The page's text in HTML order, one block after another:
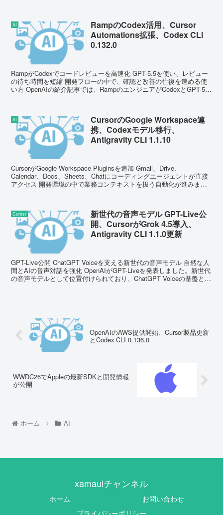
AI
RampのCodex活用、Cursor
Automations拡張、Codex CLI
0.132.0
RampがCodexでコードレビューを高速化 GPT-5.5を使い、レビュー
の待ち時間を短縮 開発フローの中で、確認と改善の往復を速める使
い方 OpenAIの紹介記事では、RampのエンジニアがCodexとGPT-5.5
AI
CursorのGoogle Workspace連
携、Codexモデル移行、
Antigravity CLI 1.1.10
CursorがGoogle Workspace Pluginsを追加 Gmail、Drive、
Calendar、Docs、Sheets、Chatにコーディングエージェントが直接
アクセス 開発環境の中で業務コンテキストを扱う自動化が進みます
Curosr
新世代の音声モデル GPT-Live公
開、CursorがGrok 4.5導入、
Antigravity CLI 1.1.0更新
GPT-Live公開 ChatGPT Voiceを支える新世代の音声モデル 自然な人
間とAIの音声対話を強化 OpenAIがGPT-Liveを発表しました。新世代
の音声モデルとして位置付けられており、ChatGPT Voiceの基盤とし
OpenAIのAWS提供開始、Cursor製品更新
とCodex CLI 0.136.0
WWDC26でAppleの最新SDKと開発情報
が公開
ホーム AI
xamauiチャンネル
ホーム
お問い合わせ